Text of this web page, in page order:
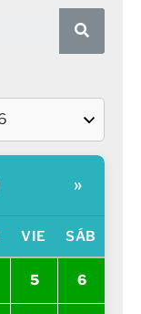
»
VIE SÁB
5 6